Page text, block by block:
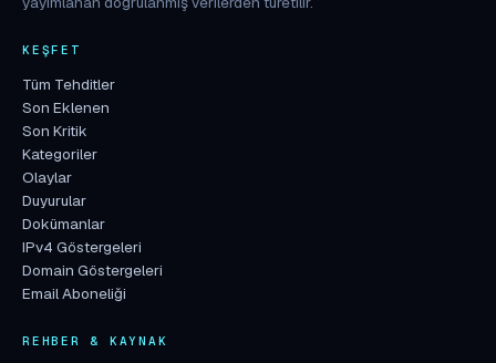
KEŞFET
Tüm Tehditler
Son Eklenen
Son Kritik
Kategoriler
Olaylar
Duyurular
Dokümanlar
IPv4 Göstergeleri
Domain Göstergeleri
Email Aboneliği
REHBER & KAYNAK